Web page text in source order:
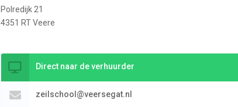
Polredijk 21
4351 RT Veere
Direct naar de verhuurder
zeilschool@veersegat.nl